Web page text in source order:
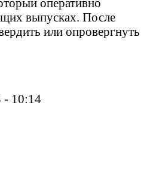
выпусках. После
или опровергнуть
- 10:14